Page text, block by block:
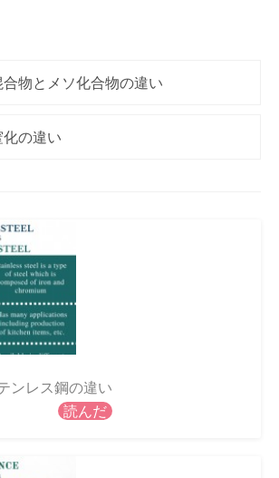
物とメソ化合物の違い
の違い
ンレス鋼の違い
読んだ